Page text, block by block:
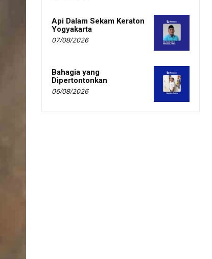
Api Dalam Sekam Keraton
Yogyakarta
07/08/2026
Bahagia yang
Dipertontonkan
06/08/2026